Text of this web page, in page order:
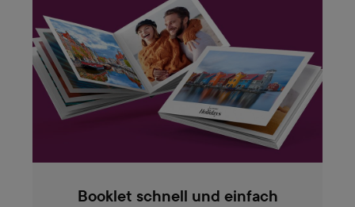
Booklet schnell und einfach